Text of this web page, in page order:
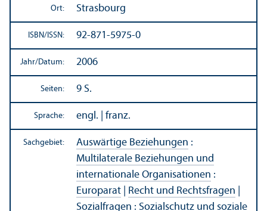
Ort: Strasbourg
ISBN/ ISSN: 92-871-5975-0
Jahr/Datum: 2006
Seiten: 9 S.
Sprache: engl. | franz.
Sachgebiet: Auswärtige Beziehungen :
Multilaterale Beziehungen und
internationale Organisationen :
Europarat
Recht und Rechts­fragen
Sozialfragen : Sozialschutz und soziale